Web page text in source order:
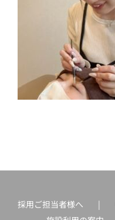
採用ご担当者様へ